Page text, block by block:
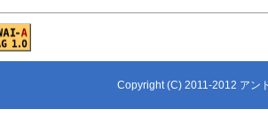
Copyright (C) 2011-2012 アン